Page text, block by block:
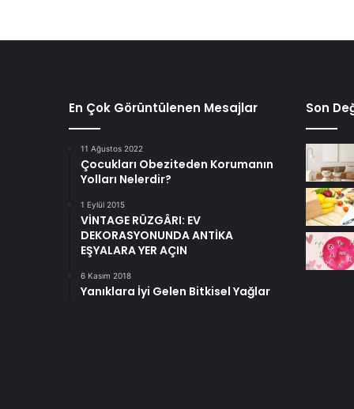
En Çok Görüntülenen Mesajlar
11 Ağustos 2022
Çocukları Obeziteden Korumanın
Yolları Nelerdir?
1 Eylül 2015
VİNTAGE RÜZGÂRI: EV
DEKORASYONUNDA ANTİKA
EŞYALARA YER AÇIN
6 Kasım 2018
Yanıklara İyi Gelen Bitkisel Yağlar
Son